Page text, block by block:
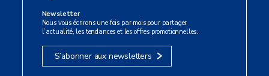
Newsletter
Nous vous écrirons une fois par mois pour partager
l’actualité, les tendances et les offres promotionnelles.
S’abonner aux newsletters